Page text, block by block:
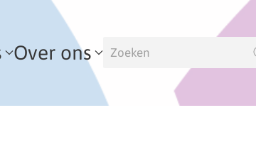
Over ons